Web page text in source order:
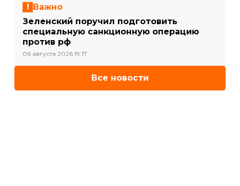
Важно
Зеленский поручил подготовить
специальную санкционную операцию
против рф
06 августа 2026 19:17
Все новости